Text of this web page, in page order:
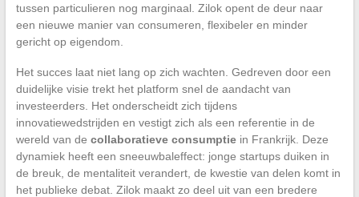
tussen particulieren nog marginaal. Zilok opent de deur naar
een nieuwe manier van consumeren, flexibeler en minder
gericht op eigendom.
Het succes laat niet lang op zich wachten. Gedreven door een
duidelijke visie trekt het platform snel de aandacht van
investeerders. Het onderscheidt zich tijdens
innovatiewedstrijden en vestigt zich als een referentie in de
wereld van de collaboratieve consumptiein Frankrijk. Deze
dynamiek heeft een sneeuwbaleffect: jonge startups duiken in
de breuk, de mentaliteit verandert, de kwestie van delen komt in
het publieke debat. Zilok maakt zo deel uit van een bredere